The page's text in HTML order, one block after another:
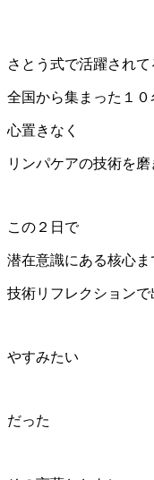
さとう式で活躍されて
全国から集まった１
心置きなく
リンパケアの技術を
この２日で
潜在意識にある核心ま
技術リフレクション
やすみたい
だった